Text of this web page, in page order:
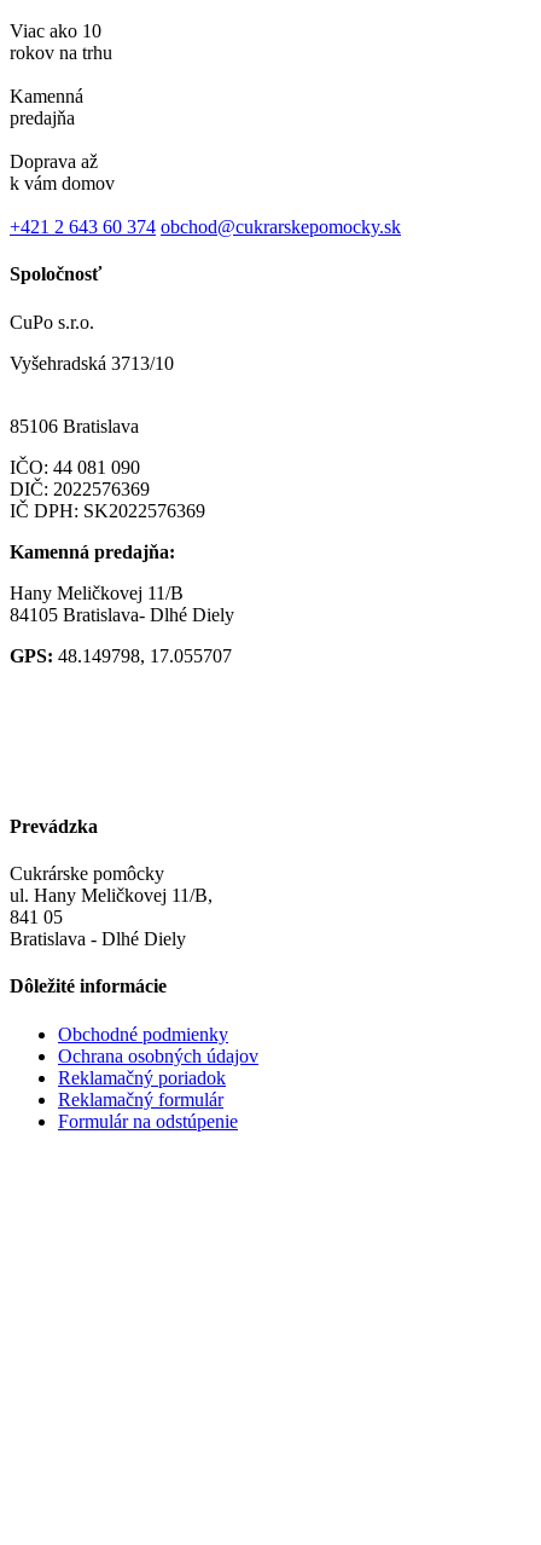
Viac ako 10
rokov na trhu
Kamenná
predajňa
Doprava až
k vám domov
+421 2 643 60 374 obchod@cukrarskepomocky.sk
Spoločnosť
CuPo s.r.o.
Vyšehradská 3713/10
85106 Bratislava
IČO: 44 081 090
DIČ: 2022576369
IČ DPH: SK2022576369
Kamenná predajňa:
Hany Meličkovej 11/B
84105 Bratislava- Dlhé Diely
GPS: 48.149798, 17.055707
Prevádzka
Cukrárske pomôcky
ul. Hany Meličkovej 11/B,
841 05
Bratislava - Dlhé Diely
Dôležité informácie
Obchodné podmienky
Ochrana osobných údajov
Reklamačný poriadok
Reklamačný formulár
Formulár na odstúpenie